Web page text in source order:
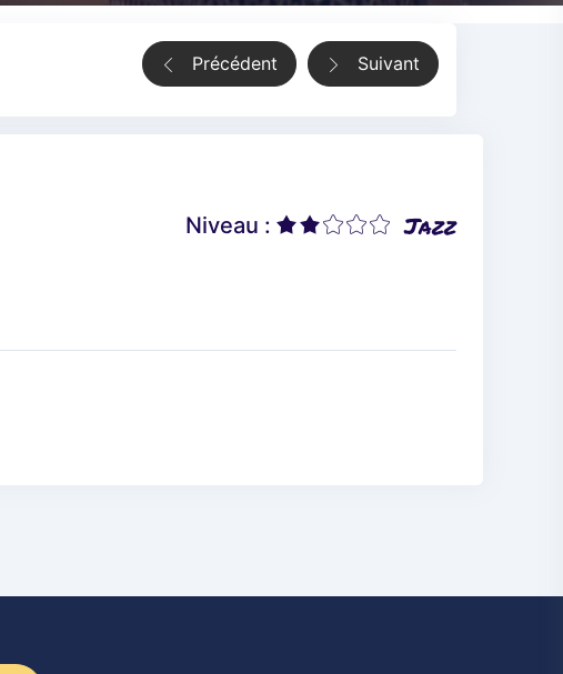
Suivant
Précédent
Jazz
Niveau :